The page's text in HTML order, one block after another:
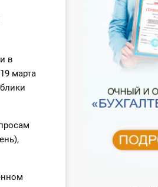
в
марта